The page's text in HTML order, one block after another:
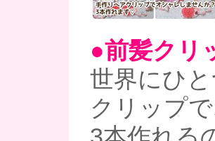
●前髪クリ
世界にひ
クリップ